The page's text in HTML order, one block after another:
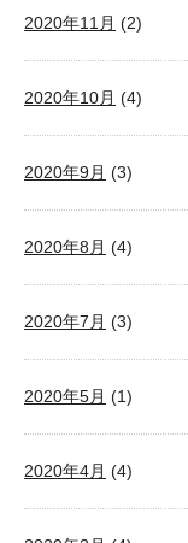
2020年11月 (2)
2020年10月 (4)
2020年9月 (3)
2020年8月 (4)
2020年7月 (3)
2020年5月 (1)
2020年4月 (4)